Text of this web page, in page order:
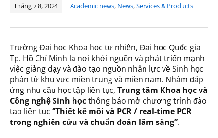
Tháng 7 8, 2024 Academic news, News,Services & Products
Trường Đại học Khoa học tự nhiên, Đại học Quốc gia
Tp. Hồ Chí Minh là nơi khởi nguồn và phát triển mạnh
việc giảng dạy và đào tạo nguồn nhân lực về Sinh học
phân tử khu vực miền trung và miền nam. Nhằm đáp
ứng nhu cầu học tập liên tục, Trung tâm Khoa học và
Công nghệ Sinh họcthông báo mở chương trình đào
tạo liên tục “Thiết kế mồi và PCR / real-time PCR
trong nghiên cứu và chuẩn đoán lâm sàng”.